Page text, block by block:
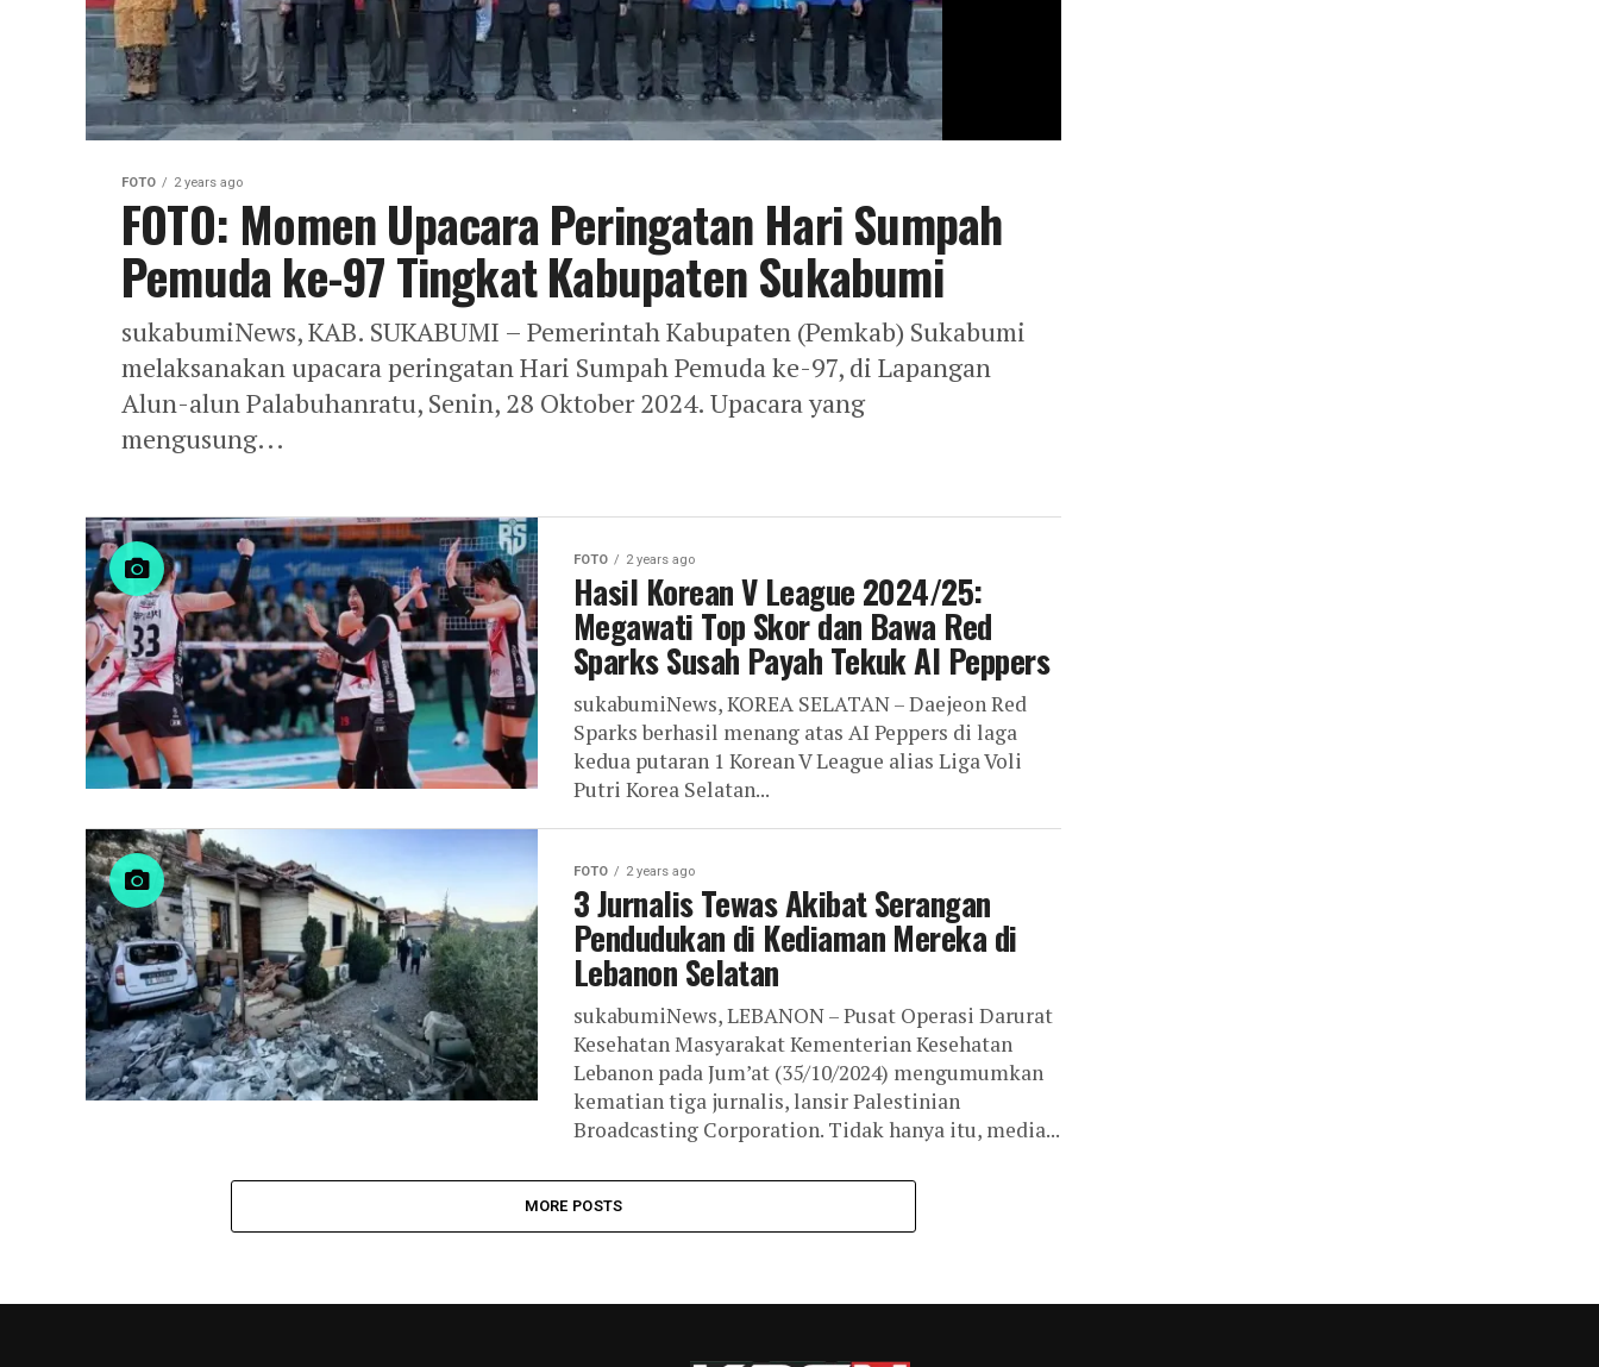
FOTO 2 years ago
FOTO: Momen Upacara Peringatan Hari Sumpah
Pemuda ke-97 Tingkat Kabupaten Sukabumi
sukabumiNews, KAB. SUKABUMI – Pemerintah Kabupaten (Pemkab) Sukabumi
melaksanakan upacara peringatan Hari Sumpah Pemuda ke-97, di Lapangan
Alun-alun Palabuhanratu, Senin, 28 Oktober 2024. Upacara yang
mengusung...
FOTO 2 years ago
Hasil Korean V League 2024/25:
Megawati Top Skor dan Bawa Red
Sparks Susah Payah Tekuk AI Peppers
sukabumiNews, KOREA SELATAN – Daejeon Red
Sparks berhasil menang atas AI Peppers di laga
kedua putaran 1 Korean V League alias Liga Voli
Putri Korea Selatan...
FOTO 2 years ago
3 Jurnalis Tewas Akibat Serangan
Pendudukan di Kediaman Mereka di
Lebanon Selatan
sukabumiNews, LEBANON – Pusat Operasi Darurat
Kesehatan Masyarakat Kementerian Kesehatan
Lebanon pada Jum’at (35/10/2024) mengumumkan
kematian tiga jurnalis, lansir Palestinian
Broadcasting Corporation. Tidak hanya itu, media...
MORE POSTS